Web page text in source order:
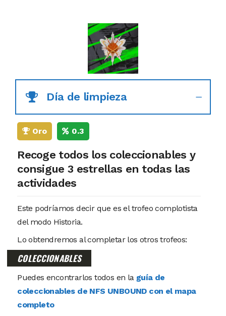
Día de limpieza
Oro 0.3
Recoge todos los coleccionables y
consigue 3 estrellas en todas las
actividades
Este podríamos decir que es el trofeo complotista
del modo Historia.
Lo obtendremos al completar los otros trofeos:
COLECCIONABLES
Puedes encontrarlos todos en la guía de
coleccionables de NFS UNBOUND con el mapa
completo